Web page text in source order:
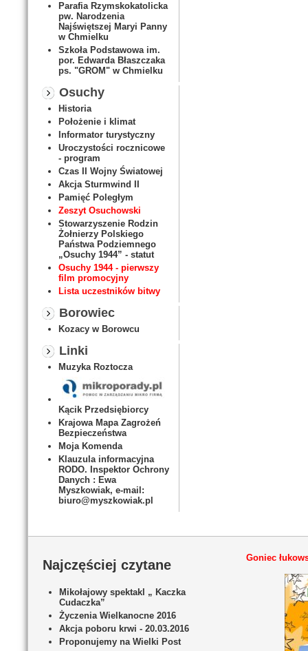
Parafia Rzymskokatolicka
pw. Narodzenia
Najświętszej Maryi Panny
w Chmielku
Szkoła Podstawowa im.
por. Edwarda Błaszczaka
ps. "GROM" w Chmielku
Osuchy
Historia
Położenie i klimat
Informator turystyczny
Uroczystości rocznicowe
- program
Czas II Wojny Światowej
Akcja Sturmwind II
Pamięć Poległym
Zeszyt Osuchowski
Stowarzyszenie Rodzin
Żołnierzy Polskiego
Państwa Podziemnego
„Osuchy 1944” - statut
Osuchy 1944 - pierwszy
film promocyjny
Lista uczestników bitwy
Borowiec
Kozacy w Borowcu
Linki
Muzyka Roztocza
Kącik Przedsiębiorcy
Krajowa Mapa Zagrożeń
Bezpieczeństwa
Moja Komenda
Klauzula informacyjna
RODO. Inspektor Ochrony
Danych : Ewa
Myszkowiak, e-mail:
biuro@myszkowiak.pl
Najczęściej czytane
Mikołajowy spektakl „ Kaczka
Cudaczka”
Życzenia Wielkanocne 2016
Akcja poboru krwi - 20.03.2016
Proponujemy na Wielki Post
Goniec